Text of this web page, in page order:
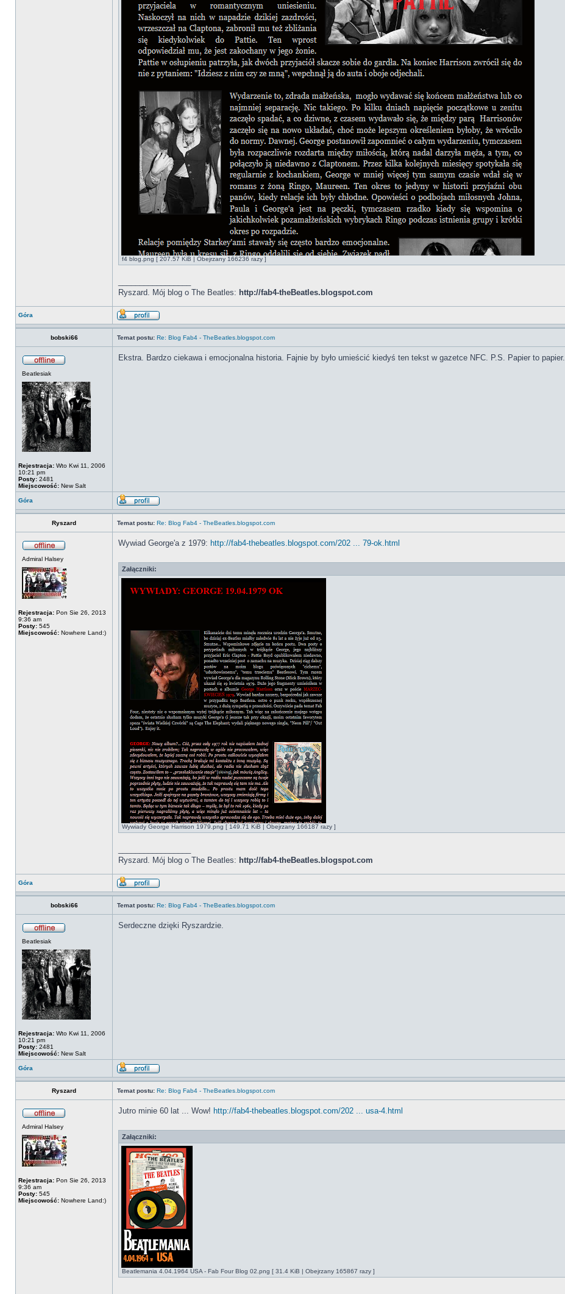
f4 blog.png [ 207.57 KiB | Obejrzany 166236 razy ]
Ryszard. Mój blog o The Beatles: http://fab4-theBeatles.blogspot.com
Góra
bobski66 Temat postu: Re: Blog Fab4 - TheBeatles.blogspot.com
Beatlesiak
Rejestracja: Wto Kwi 11, 2006
10:21 pm
Posty: 2481
Miejscowość: New Salt
Ekstra. Bardzo ciekawa i emocjonalna historia. Fajnie by było umieścić kiedyś ten tekst w gazetce NFC. P.S. Papier to papier.
Góra
Ryszard Temat postu: Re: Blog Fab4 - TheBeatles.blogspot.com
Admiral Halsey
Rejestracja: Pon Sie 26, 2013
9:36 am
Posty: 545
Miejscowość: Nowhere Land:)
Wywiad George'a z 1979: http://fab4-thebeatles.blogspot.com/202 ... 79-ok.html
Załączniki:
Wywiady George Harrison 1979.png [ 149.71 KiB | Obejrzany 166187 razy ]
Ryszard. Mój blog o The Beatles: http://fab4-theBeatles.blogspot.com
Góra
bobski66 Temat postu: Re: Blog Fab4 - TheBeatles.blogspot.com
Beatlesiak
Rejestracja: Wto Kwi 11, 2006
10:21 pm
Posty: 2481
Miejscowość: New Salt
Serdeczne dzięki Ryszardzie.
Góra
Ryszard Temat postu: Re: Blog Fab4 - TheBeatles.blogspot.com
Admiral Halsey
Rejestracja: Pon Sie 26, 2013
9:36 am
Posty: 545
Miejscowość: Nowhere Land:)
Jutro minie 60 lat ... Wow! http://fab4-thebeatles.blogspot.com/202 ... usa-4.html
Załączniki:
Beatlemania 4.04.1964 USA - Fab Four Blog 02.png [ 31.4 KiB | Obejrzany 165867 razy ]